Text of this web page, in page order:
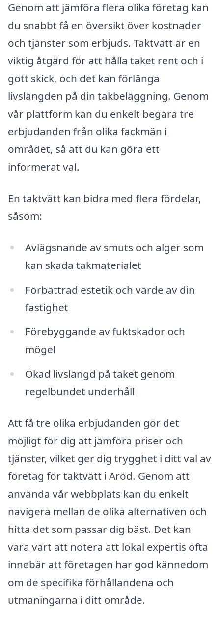
Genom att jämföra flera olika företag kan
du snabbt få en översikt över kostnader
och tjänster som erbjuds. Taktvätt är en
viktig åtgärd för att hålla taket rent och i
gott skick, och det kan förlänga
livslängden på din takbeläggning. Genom
vår plattform kan du enkelt begära tre
erbjudanden från olika fackmän i
området, så att du kan göra ett
informerat val.
En taktvätt kan bidra med flera fördelar,
såsom:
Avlägsnande av smuts och alger som
kan skada takmaterialet
Förbättrad estetik och värde av din
fastighet
Förebyggande av fuktskador och
mögel
Ökad livslängd på taket genom
regelbundet underhåll
Att få tre olika erbjudanden gör det
möjligt för dig att jämföra priser och
tjänster, vilket ger dig trygghet i ditt val av
företag för taktvätt i Aröd. Genom att
använda vår webbplats kan du enkelt
navigera mellan de olika alternativen och
hitta det som passar dig bäst. Det kan
vara värt att notera att lokal expertis ofta
innebär att företagen har god kännedom
om de specifika förhållandena och
utmaningarna i ditt område.